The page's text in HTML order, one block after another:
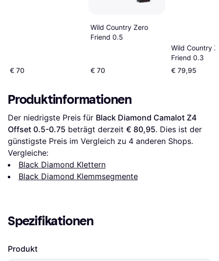
€ 70
Wild Country Zero
Friend 0.5
€ 70
Wild Country
Friend 0.3
€ 79,95
Produktinformationen
Der niedrigste Preis für Black Diamond Camalot Z4
Offset 0.5-0.75 beträgt derzeit € 80,95. Dies ist der
günstigste Preis im Vergleich zu 4 anderen Shops.
Vergleiche:
Black Diamond Klettern
Black Diamond Klemmsegmente
Spezifikationen
Produkt